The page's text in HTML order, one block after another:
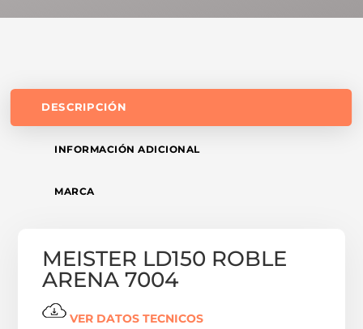
DESCRIPCIÓN
INFORMACIÓN ADICIONAL
MARCA
MEISTER LD150 ROBLE
ARENA 7004
VER DATOS TECNICOS